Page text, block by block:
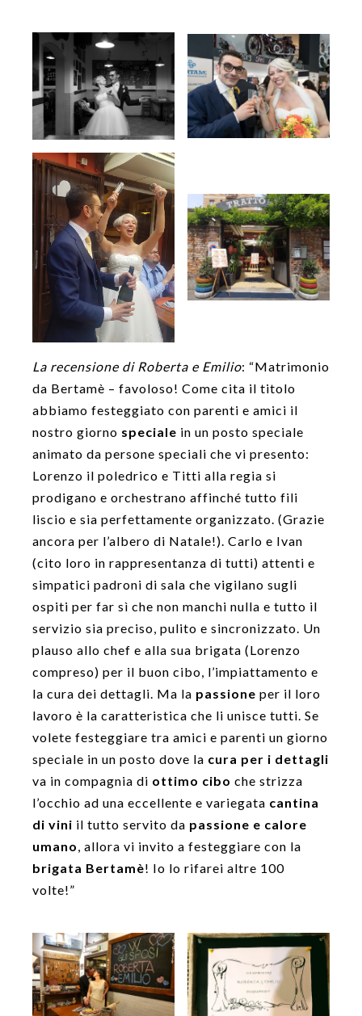
La recensione di Roberta e Emilio: “Matrimonio
da Bertamè – favoloso! Come cita il titolo
abbiamo festeggiato con parenti e amici il
nostro giorno speciale in un posto speciale
animato da persone speciali che vi presento:
Lorenzo il poledrico e Titti alla regia si
prodigano e orchestrano affinché tutto fili
liscio e sia perfettamente organizzato. (Grazie
ancora per l’albero di Natale!). Carlo e Ivan
(cito loro in rappresentanza di tutti) attenti e
simpatici padroni di sala che vigilano sugli
ospiti per far sì che non manchi nulla e tutto il
servizio sia preciso, pulito e sincronizzato. Un
plauso allo chef e alla sua brigata (Lorenzo
compreso) per il buon cibo, l’impiattamento e
la cura dei dettagli. Ma la passione per il loro
lavoro è la caratteristica che li unisce tutti. Se
volete festeggiare tra amici e parenti un giorno
speciale in un posto dove la cura per i dettagli
va in compagnia di ottimo cibo che strizza
l’occhio ad una eccellente e variegata cantina
di vini il tutto servito da passione e calore
umano , allora vi invito a festeggiare con la
brigata Bertamè! Io lo rifarei altre 100
volte!”